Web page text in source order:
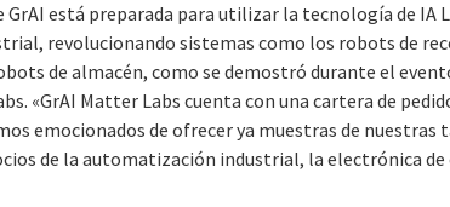
GrAI está preparada para utilizar la tecnología de IA
revolucionando sistemas como los robots de
de almacén, como se demostró durante el
«GrAI Matter Labs cuenta con una cartera de
emocionados de ofrecer ya muestras de nuestras
de la automatización industrial, la electrónica